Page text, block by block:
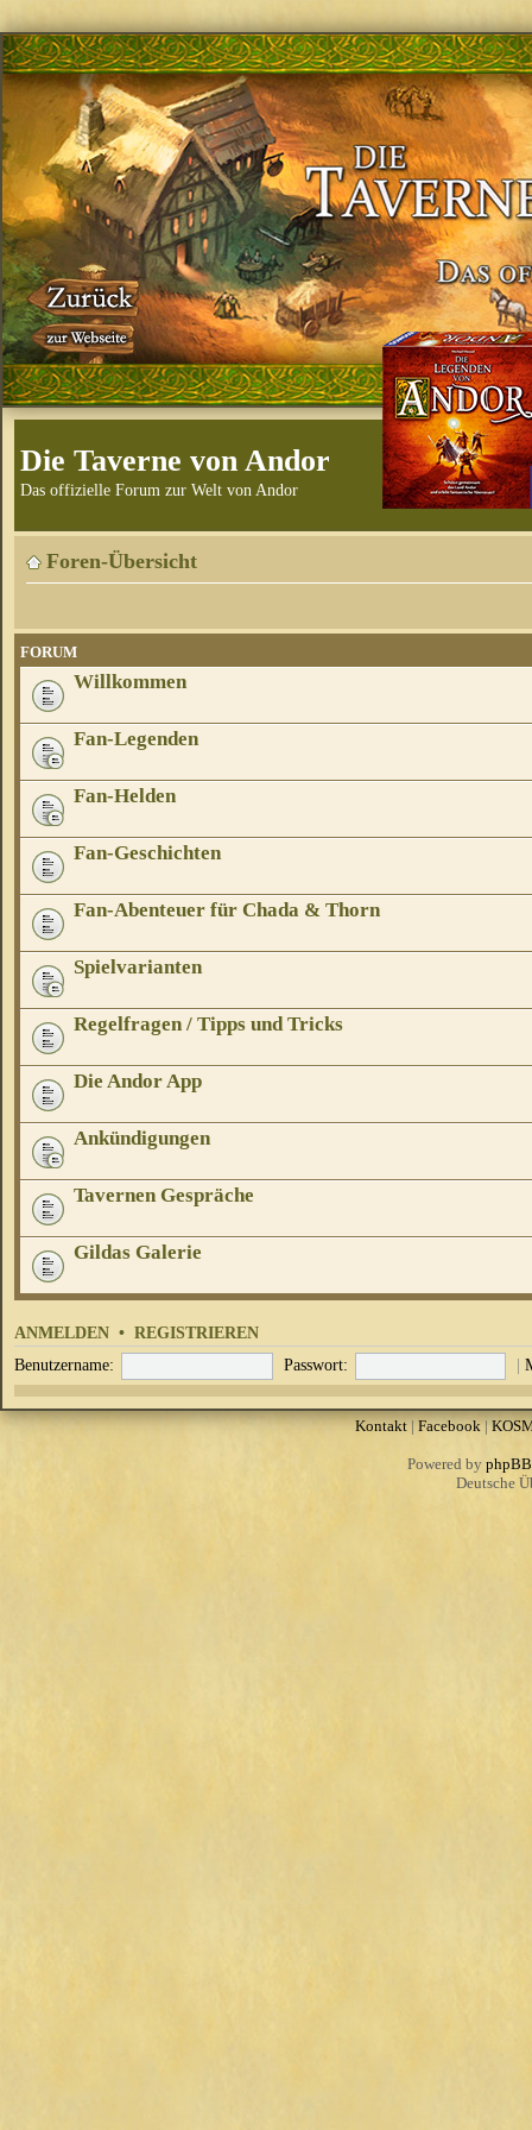
Die Taverne von Andor
Das offizielle Forum zur Welt von Andor
Foren-Übersicht
FORUM
Willkommen
Fan-Legenden
Fan-Helden
Fan-Geschichten
Fan-Abenteuer für Chada & Thorn
Spielvarianten
Regelfragen / Tipps und Tricks
Die Andor App
Ankündigungen
Tavernen Gespräche
Gildas Galerie
ANMELDEN • REGISTRIEREN
Benutzername: Passwort: |
Kontakt| Facebook|
Powered by phpBB
Deutsche